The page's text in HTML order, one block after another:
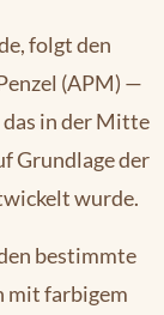
folgt den
(APM) —
in der Mitte
Grundlage der
wurde.
bestimmte
mit farbigem